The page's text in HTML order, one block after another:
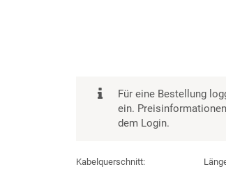
Für eine Bestellung
ein.
dem Login.
Kabelquerschnitt: